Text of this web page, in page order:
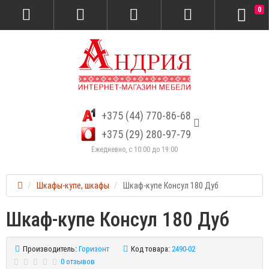
+375 (44) 770-86-68
+375 (29) 280-97-79
Ежедневно, с 10:00 до 19:00
0
Шкафы-купе, шкафы Шкаф-купе Консул 180 Дуб
Шкаф-купе Консул 180 Дуб
Производитель: Горизонт Код товара: 2490-02
0 отзывов